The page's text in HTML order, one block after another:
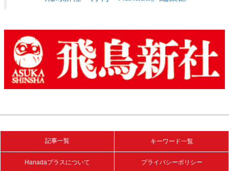
記事一覧 キーワード一覧
Hanadaプラスについて プライバシーポリシー